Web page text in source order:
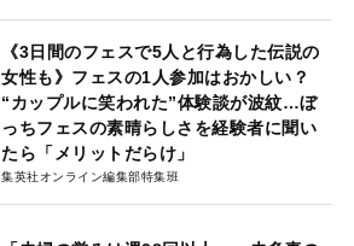
《3日間のフェスで5人と行為した伝説の
女性も》フェスの1人参加はおかしい？
“カップルに笑われた”体験談が波紋…ぼ
っちフェスの素晴らしさを経験者に聞い
たら「メリットだらけ」
集英社オンライン編集部特集班